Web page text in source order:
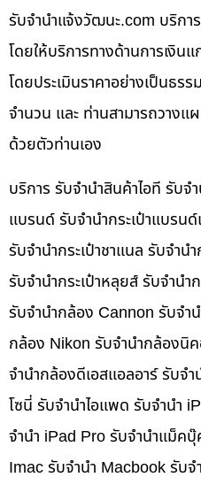
รับจํานําแจ้งวัฒนะ.com บริกา
โดยให้บริการทางด้านการเงิน
โดยประเมินราคาอย่างเป็นธร
จำนวน และ ท่านสามารถวางแ
ด้วยตัวท่านเอง
บริการ รับจำนำสินค้าไอที รับจำ
แบรนด์ รับจำนำกระเป๋าแบรน
รับจำนำกระเป๋าชาแนล รับจำน
รับจำนำกระเป๋าหลุยส์ รับจำนำ
รับจำนำกล้อง Cannon รับจำ
กล้อง Nikon รับจำนำกล้องนิ
จำนำกล้องดีเอสแอลอาร์ รับจ
โซนี่ รับจำนำไอแพด รับจำนำ
จำนำ iPad Pro รับจำนำแม็ค
Imac รับจำนำ Macbook รับจ